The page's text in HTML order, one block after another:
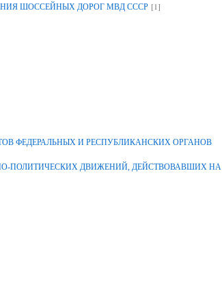
ШОССЕЙНЫХ ДОРОГ МВД СССР [1]
ФЕДЕРАЛЬНЫХ И РЕСПУБЛИКАНСКИХ ОРГАНОВ
ПОЛИТИЧЕСКИХ ДВИЖЕНИЙ, ДЕЙСТВОВАВШИХ НА